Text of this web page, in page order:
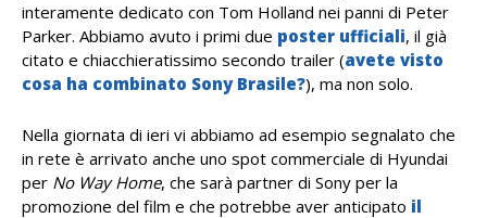
interamente dedicato con Tom Holland nei panni di Peter
Parker. Abbiamo avuto i primi due poster ufficiali, il già
citato e chiacchieratissimo secondo trailer (avete visto
cosa ha combinato Sony Brasile?), ma non solo.
Nella giornata di ieri vi abbiamo ad esempio segnalato che
in rete è arrivato anche uno spot commerciale di Hyundai
per No Way Home, che sarà partner di Sony per la
promozione del film e che potrebbe aver anticipato il